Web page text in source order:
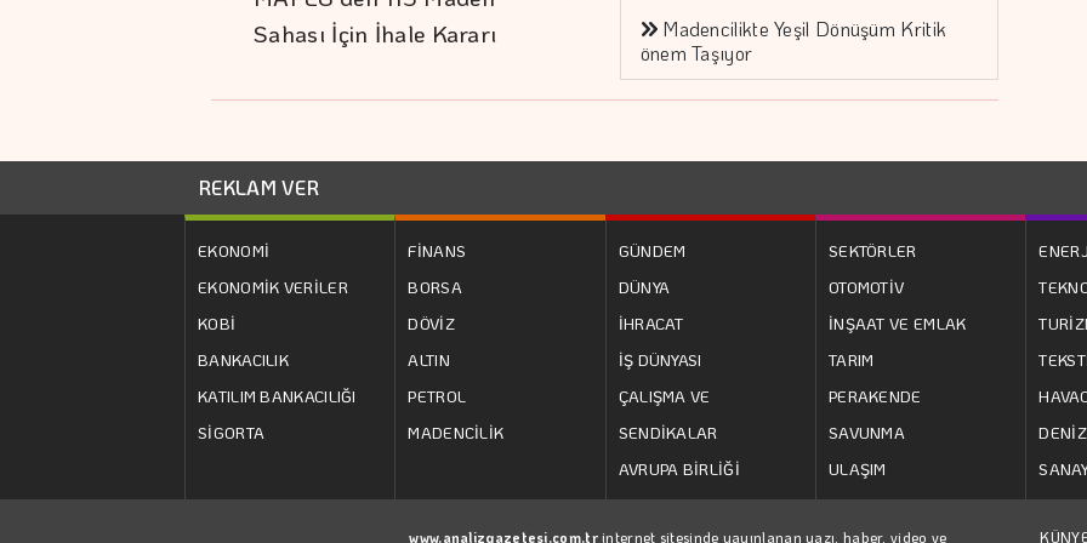
Sahası İçin İhale Kararı
Madencilikte Yeşil Dönüşüm Kritik
önem Taşıyor
REKLAM VER
EKONOMİ
EKONOMİK VERİLER
KOBİ
BANKACILIK
KATILIM BANKACILIĞI
SİGORTA
FİNANS
BORSA
DÖVİZ
ALTIN
PETROL
MADENCİLİK
GÜNDEM
DÜNYA
İHRACAT
İŞ DÜNYASI
ÇALIŞMA VE
SENDİKALAR
AVRUPA BİRLİĞİ
SEKTÖRLER
OTOMOTİV
İNŞAAT VE EMLAK
TARIM
PERAKENDE
SAVUNMA
ULAŞIM
www.analizgazetesi.com.trinternet sitesinde yayınlanan yazı, haber, video ve